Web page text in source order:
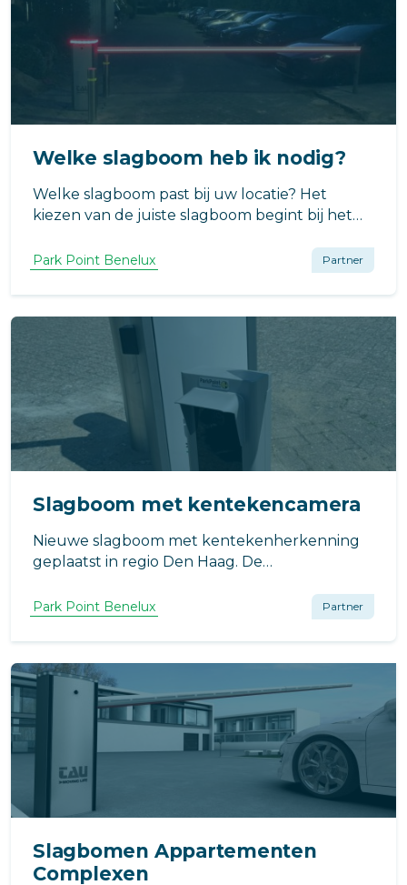
Welke slagboom heb ik nodig?
Welke slagboom past bij uw locatie? Het
kiezen van de juiste slagboom begint bij het
toegangscontrole, verkeersregulatie, of
parkeerbeheer? Het gebruik bepaalt de
benodigde specificaties en functionaliteit.
Park Point Benelux Partner
Slagboom met kentekencamera
Nieuwe slagboom met kentekenherkenning
geplaatst in regio Den Haag. De
verlichting en aanrijdbeveiliging.
Park Point Benelux Partner
Slagbomen Appartementen
Complexen